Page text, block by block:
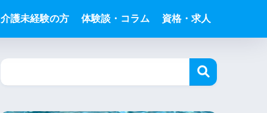
介護未経験の方 体験談・コラム 資格・求人